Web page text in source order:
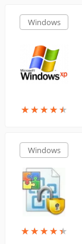
Windows
★★★★★
★★★★★
Windows
★★★★★
★★★★★